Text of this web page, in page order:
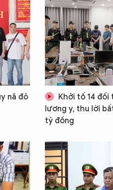
nã đỏ
Khởi tố 14 đối
lương y, thu lời
tỷ đồng